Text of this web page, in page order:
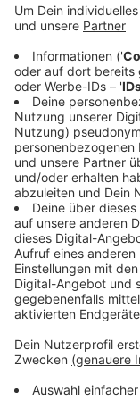
In zwei Spielen
es folgende
SuS Legden
SG Coesfeld
Anzeige